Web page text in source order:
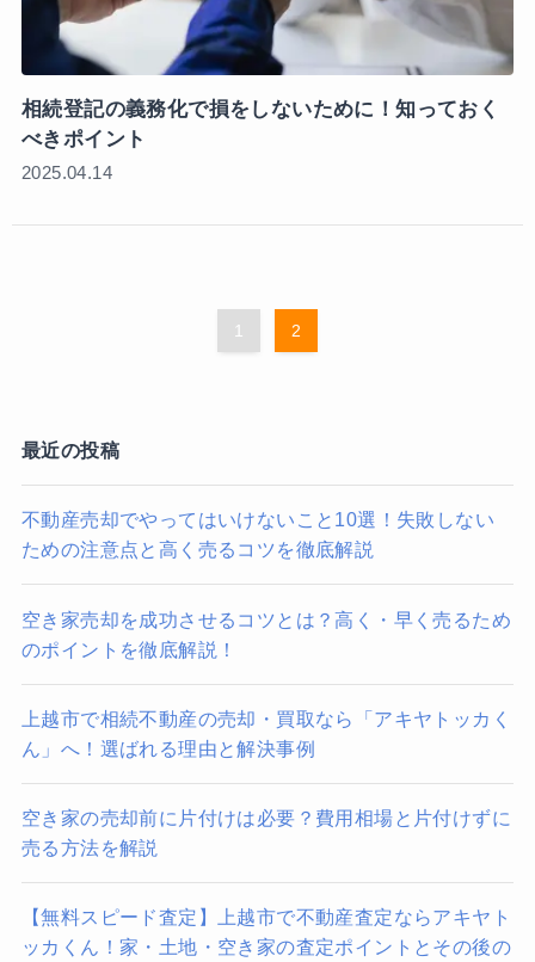
相続登記の義務化で損をしないために！知っておく
べきポイント
2025.04.14
1 2
最近の投稿
不動産売却でやってはいけないこと10選！失敗しない
ための注意点と高く売るコツを徹底解説
空き家売却を成功させるコツとは？高く・早く売るため
のポイントを徹底解説！
上越市で相続不動産の売却・買取なら「アキヤトッカく
ん」へ！選ばれる理由と解決事例
空き家の売却前に片付けは必要？費用相場と片付けずに
売る方法を解説
【無料スピード査定】上越市で不動産査定ならアキヤト
ッカくん！家・土地・空き家の査定ポイントとその後の